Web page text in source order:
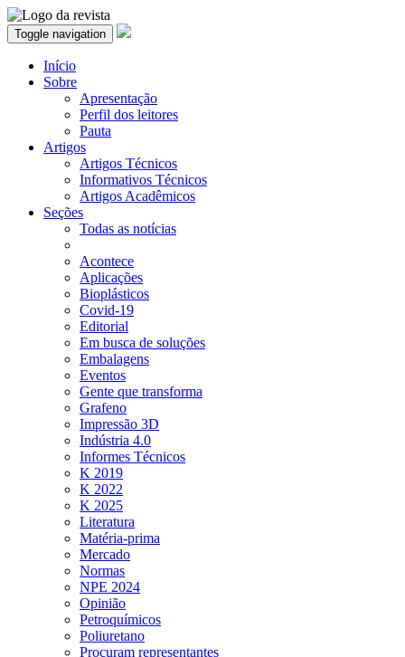
Toggle navigation
Início
Sobre
Apresentação
Perfil dos leitores
Pauta
Artigos
Artigos Técnicos
Informativos Técnicos
Artigos Acadêmicos
Seções
Todas as notícias
Acontece
Aplicações
Bioplásticos
Covid-19
Editorial
Em busca de soluções
Embalagens
Eventos
Gente que transforma
Grafeno
Impressão 3D
Indústria 4.0
Informes Técnicos
K 2019
K 2022
K 2025
Literatura
Matéria-prima
Mercado
Normas
NPE 2024
Opinião
Petroquímicos
Poliuretano
Procuram representantes